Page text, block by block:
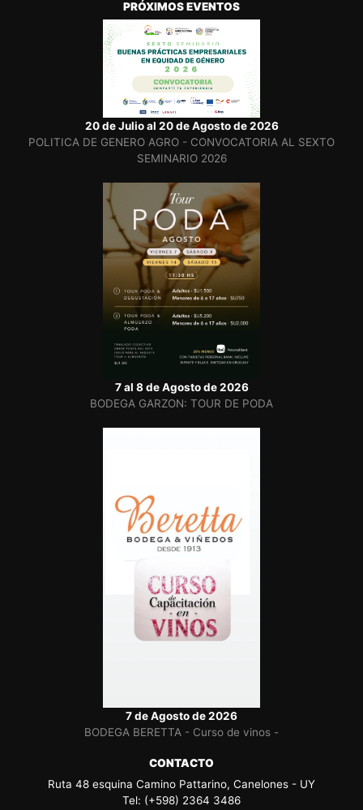
PRÓXIMOS EVENTOS
20 de Julio al 20 de Agosto de 2026
POLITICA DE GENERO AGRO - CONVOCATORIA AL SEXTO
SEMINARIO 2026
7 al 8 de Agosto de 2026
BODEGA GARZON: TOUR DE PODA
7 de Agosto de 2026
BODEGA BERETTA - Curso de vinos -
CONTACTO
Ruta 48 esquina Camino Pattarino, Canelones - UY
Tel: (+598) 2364 3486